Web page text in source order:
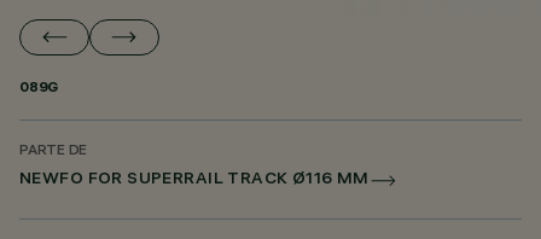
089G
PARTE DE
NEWFO FOR SUPERRAIL TRACK Ø116 MM